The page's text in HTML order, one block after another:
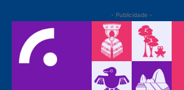
- Publicidade -